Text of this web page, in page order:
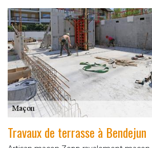
Travaux de terrasse à Bendejun